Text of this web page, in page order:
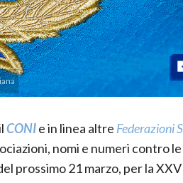
CONIe in linea altre Federazioni
nomi e numeri contro
prossimo 21 marzo, per la